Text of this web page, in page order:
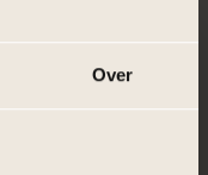
Over
en duurzame